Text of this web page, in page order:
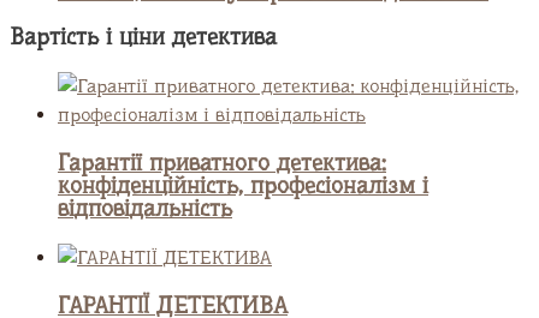
Вартість і ціни детектива
Гарантії приватного детектива:
конфіденційність, професіоналізм і
відповідальність
ГАРАНТІЇ ДЕТЕКТИВА